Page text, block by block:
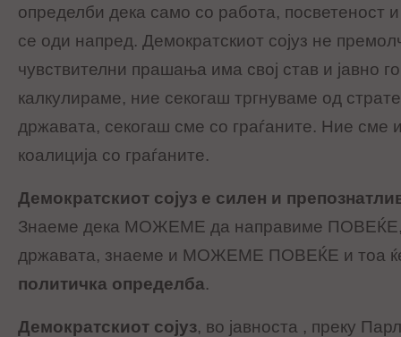
определби дека само со работа, посветеност
се оди напред. Демократскиот сојуз не
чувствителни прашања има свој став и јавно
калкулираме, ние секогаш тргнуваме од
државата, секогаш сме со граѓаните. Ние сме
коалиција со граѓаните.
Демократскиот сојуз е силен и
Знаеме дека МОЖЕМЕ да направиме ПОВЕЌЕ,
државата, знаеме и МОЖЕМЕ ПОВЕЌЕ и тоа
политичка определба.
Демократскиот сојуз, во јавноста , преку